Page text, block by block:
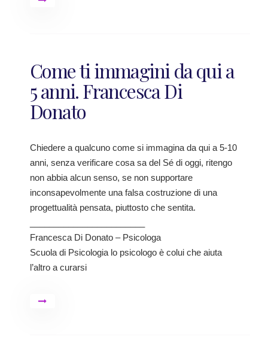
Come ti immagini da qui a
5 anni. Francesca Di
Donato
Chiedere a qualcuno come si immagina da qui a 5-10
anni, senza verificare cosa sa del Sé di oggi, ritengo
non abbia alcun senso, se non supportare
inconsapevolmente una falsa costruzione di una
progettualità pensata, piuttosto che sentita.
Francesca Di Donato – Psicologa
Scuola di Psicologia lo psicologo è colui che aiuta
l’altro a curarsi